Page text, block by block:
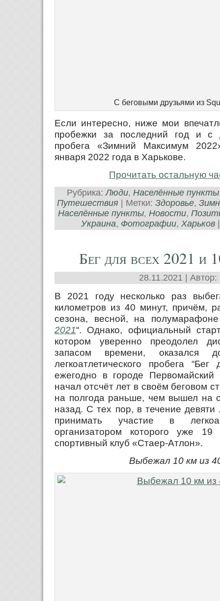
С беговыми друзьями из
Если интересно, ниже мои
пробежки за последний год и с
пробега «Зимний Максимум
января 2022 года в Харькове.
Прочитать остальную
Рубрика:Люди, Населённые пункты
Путешествия| Метки: Здоровье,
Населённые пункты, Новости,
Украина, Фотографии, Харьков
Бег для всех 2021 и
28.11.2021 | Автор:
В 2021 году несколько раз
километров из 40 минут, причём,
сезона, весной, на
2021“. Однако, официальный
котором уверенно преодолел
запасом времени, оказался
легкоатлетического пробега
ежегодно в городе Первомайский
начал отсчёт лет в своём беговом
на полгода раньше, чем вышел на
назад. С тех пор, в течение девяти
принимать участие в
организатором которого уже 19
спортивный клуб «Стаер-Атлон».
Выбежал 10 км из